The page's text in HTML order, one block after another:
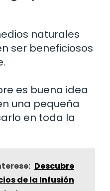
naturales
ser beneficiosos
es buena idea
una pequeña
en toda la
Descubre
de la Infusión